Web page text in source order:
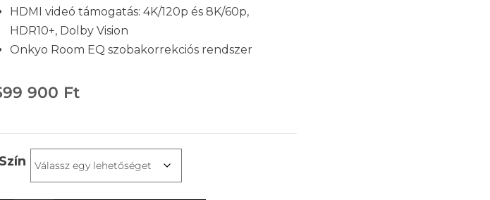
HDMI videó támogatás: 4K/120p és 8K/60p,
HDR10+, Dolby Vision
Onkyo Room EQ szobakorrekciós rendszer
900 Ft
Szín